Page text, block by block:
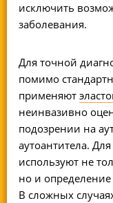
исключить
заболевания.
Для точной
помимо
применяют
неинвазивно
подозрении на
аутоантитела.
используют не
но и
В сложных